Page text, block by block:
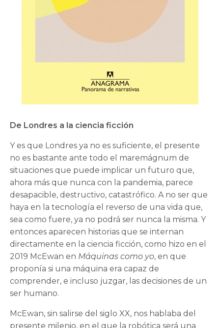
De Londres a la ciencia ficción
Y es que Londres ya no es suficiente, el presente
no es bastante ante todo el maremágnum de
situaciones que puede implicar un futuro que,
ahora más que nunca con la pandemia, parece
desapacible, destructivo, catastrófico. A no ser que
haya en la tecnología el reverso de una vida que,
sea como fuere, ya no podrá ser nunca la misma. Y
entonces aparecen historias que se internan
directamente en la ciencia ficción, como hizo en el
2019 McEwan en Máquinas como yo, en que
proponía si una máquina era capaz de
comprender, e incluso juzgar, las decisiones de un
ser humano.
McEwan, sin salirse del siglo XX, nos hablaba del
presente milenio, en el que la robótica será una